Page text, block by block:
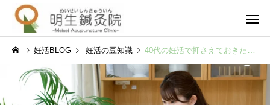
妊活BLOG 妊活の豆知識 40代の妊活で押さえておきたいポイントは？まだ遅くない理由も解説